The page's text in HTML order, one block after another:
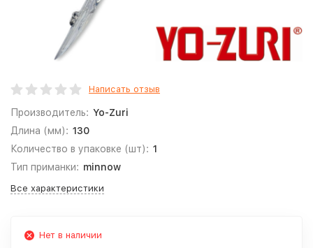
Написать отзыв
Производитель: Yo-Zuri
Длина (мм): 130
Количество в упаковке (шт): 1
Тип приманки: minnow
Все характеристики
Нет в наличии